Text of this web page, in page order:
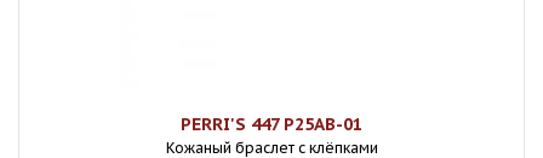
PERRI'S 447 P25AB-01
Кожаный браслет с клёпками